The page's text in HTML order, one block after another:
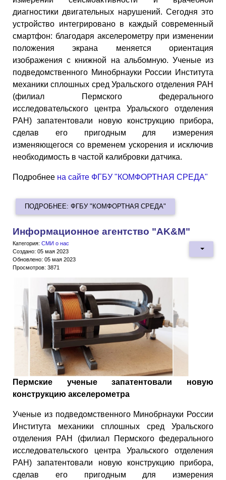
диагностики двигательных нарушений. Сегодня это
устройство интегрировано в каждый современный
смартфон: благодаря акселерометру при изменении
положения экрана меняется ориентация
изображения с книжной на альбомную. Ученые из
подведомственного Минобрнауки России Института
механики сплошных сред Уральского отделения РАН
(филиал Пермского федерального
исследовательского центра Уральского отделения
РАН) запатентовали новую конструкцию прибора,
сделав его пригодным для измерения
изменяющегося со временем ускорения и исключив
необходимость в частой калибровки датчика.
Подробнее на сайте ФГБУ "КОМФОРТНАЯ СРЕДА"
ПОДРОБНЕЕ: ФГБУ "КОМФОРТНАЯ СРЕДА"
Информационное агентство "AK&M"
Категория: СМИ о нас
Создано: 05 мая 2023
Обновлено: 05 мая 2023
Просмотров: 3871
Пермские ученые запатентовали новую
конструкцию акселерометра
Ученые из подведомственного Минобрнауки России
Института механики сплошных сред Уральского
отделения РАН (филиал Пермского федерального
исследовательского центра Уральского отделения
РАН) запатентовали новую конструкцию прибора,
сделав его пригодным для измерения